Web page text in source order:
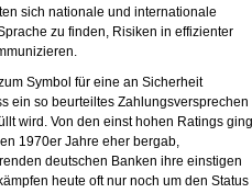
sich nationale und internationale
zu finden, Risiken in effizienter
Symbol für eine an Sicherheit
ein so beurteiltes Zahlungsversprechen
wird. Von den einst hohen Ratings ging
1970er Jahre eher bergab,
deutschen Banken ihre einstigen
heute oft nur noch um den Status